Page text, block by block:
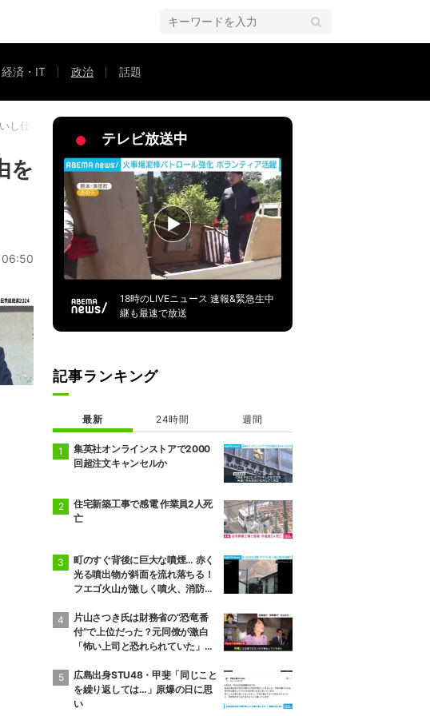
経済・IT 政治 話題
仕事もできない」
を
テレビ放送中
18時のLIVEニュース 速報&緊急生中
継も最速で放送
記事ランキング
最新 24時間 週間
集英社オンラインストアで2000
回超注文キャンセルか
住宅新築工事で感電 作業員2人死
亡
町のすぐ背後に巨大な噴煙… 赤く
光る噴出物が斜面を流れ落ちる！
フエゴ火山が激しく噴火、消防隊
に追われた緊迫の現場 グアテマラ
片山さつき氏は財務省の“恐竜番
付”で上位だった？元同僚が激白
「怖い上司と恐れられていた」
広島出身STU48・甲斐「同じこと
を繰り返しては…」原爆の日に思
い